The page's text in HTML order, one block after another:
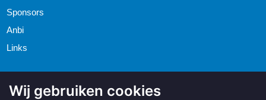
Wij gebruiken cookies
Sponsors
Anbi
Links